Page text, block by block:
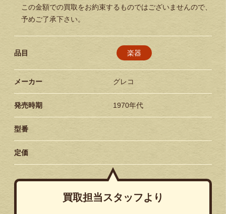
この金額での買取をお約束するものではございませんので、
予めご了承下さい。
品目 楽器
メーカー グレコ
発売時期 1970年代
型番
定価
買取担当スタッフより